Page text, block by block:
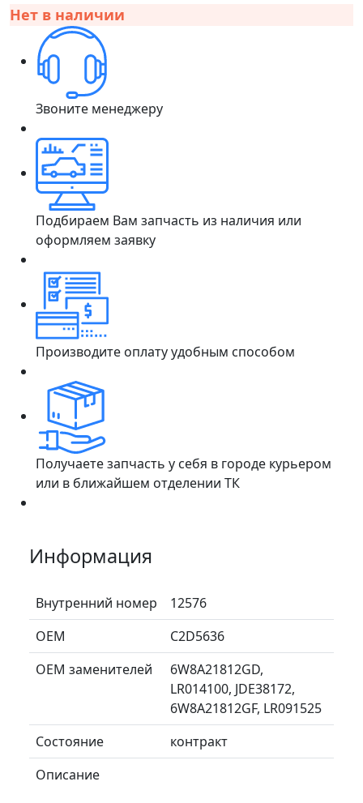
Нет в наличии
Звоните менеджеру
Подбираем Вам запчасть из наличия или
оформляем заявку
Производите оплату удобным способом
Получаете запчасть у себя в городе курьером
или в ближайшем отделении ТК
Информация
Внутренний номер
12576
ОЕМ
C2D5636
ОЕМ заменителей
6W8A21812GD,
LR014100, JDE38172,
6W8A21812GF, LR091525
Состояние
контракт
Описание